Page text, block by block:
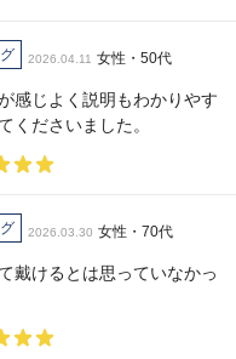
2026.04.11 女性・50代
感じよく説明もわかりやす
くださいました。
2026.03.30 女性・70代
戴けるとは思っていなかっ